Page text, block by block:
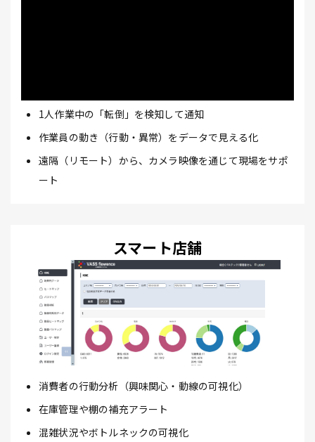
1人作業中の「転倒」を検知して通知
作業員の動き（行動・異常）をデータで見える化
遠隔（リモート）から、カメラ映像を通じて現場をサポ
ート
スマート店舗
消費者の行動分析（興味関心・動線の可視化）
在庫管理や棚の補充アラート
混雑状況やボトルネックの可視化